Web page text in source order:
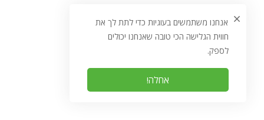
אנחנו משתמשים בעוגיות כדי לתת לך את
חווית הגלישה הכי טובה שאנחנו יכולים
לספק.
אחלה!